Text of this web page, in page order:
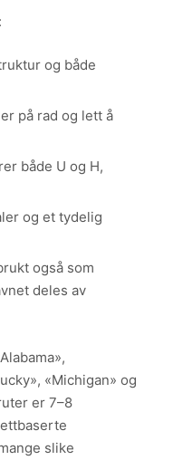
og både
på rad og lett å
både U og H,
og et tydelig
også som
deles av
«Michigan» og
er 7–8
slike